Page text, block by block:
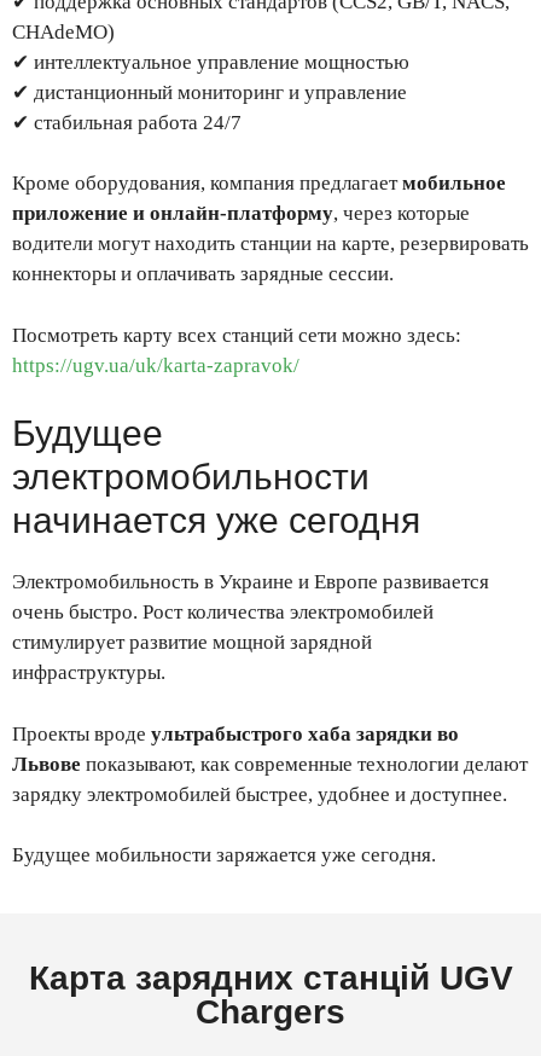
CHAdeMO)
✔ интеллектуальное управление мощностью
✔ дистанционный мониторинг и управление
✔ стабильная работа 24/7
Кроме оборудования, компания предлагаетмобильное
приложение и онлайн-платформу, через которые
водители могут находить станции на карте, резервировать
коннекторы и оплачивать зарядные сессии.
Посмотреть карту всех станций сети можно здесь:
https://ugv.ua/uk/karta-zapravok/
Будущее
электромобильности
начинается уже сегодня
Электромобильность в Украине и Европе развивается
очень быстро. Рост количества электромобилей
стимулирует развитие мощной зарядной
инфраструктуры.
Проекты вроде ультрабыстрого хаба зарядки во
Львове показывают, как современные технологии делают
зарядку электромобилей быстрее, удобнее и доступнее.
Будущее мобильности заряжается уже сегодня.
Карта зарядних станцій UGV
Chargers